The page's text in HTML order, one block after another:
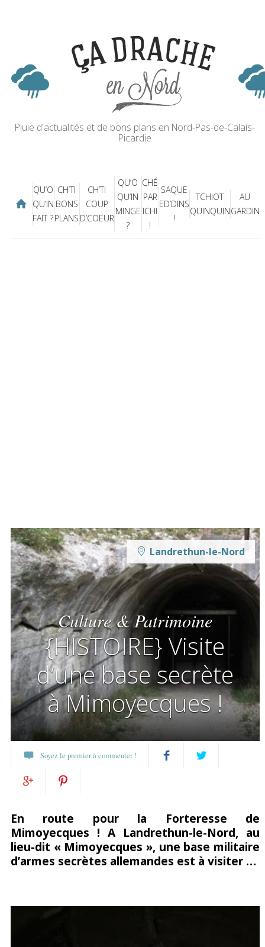
Pluie d'actualités et de bons plans en Nord-Pas-de-Calais-
Picardie
QU’O
QU’IN
FAIT ?
CH’TI
BONS
PLANS
CH’TI
COUP
D’COEUR
QU’O
QU’IN
MINGE
?
CHÉ
PAR
ICHI
!
SAQUE
ED’DINS
!
TCHIOT
QUINQUIN
AU
GARDIN
Culture & Patrimoine
{HISTOIRE} Visite
d’une base secrète
à Mimoyecques !
Landrethun-le-Nord
Soyez le premier à commenter !
Facebook
sur
Google+
it
En route pour la Forteresse de
Mimoyecques ! A Landrethun-le-Nord, au
lieu-dit « Mimoyecques », une base militaire
d’armes secrètes allemandes est à visiter …